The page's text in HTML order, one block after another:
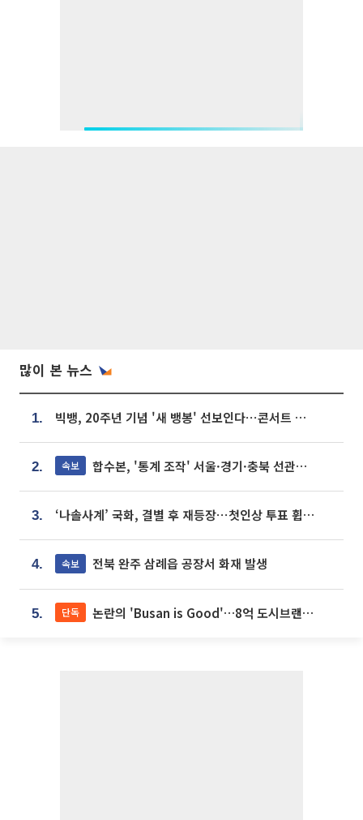
많이 본 뉴스
1. 빅뱅, 20주년 기념 '새 뱅봉' 선보인다⋯콘서트 앞두고 팝업 개최
2. 속보 합수본, '통계 조작' 서울·경기·충북 선관위 등 추가 압수수색
3. ‘나솔사계’ 국화, 결별 후 재등장⋯첫인상 투표 휩쓸고 ‘인기녀’ 등극
4. 속보 전북 완주 삼례읍 공장서 화재 발생
5. 단독 논란의 'Busan is Good'…8억 도시브랜드, 용산 대통령실 CI 업체가 수행